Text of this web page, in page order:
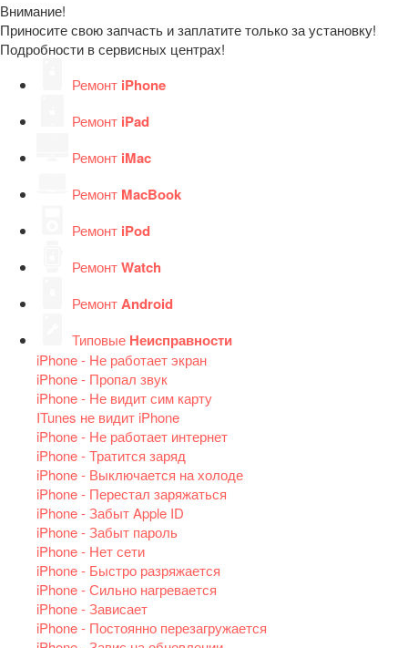
Внимание!
Приносите свою запчасть и заплатите только за установку!
Подробности в сервисных центрах!
Ремонт iPhone
Ремонт iPad
Ремонт iMac
Ремонт MacBook
Ремонт iPod
РемонтWatch
РемонтAndroid
Типовые Неисправности
iPhone - Не работает экран
iPhone - Пропал звук
iPhone - Не видит сим карту
ITunes не видит iPhone
iPhone - Не работает интернет
iPhone - Тратится заряд
iPhone - Выключается на холоде
iPhone - Перестал заряжаться
iPhone - Забыт Apple ID
iPhone - Забыт пароль
iPhone - Нет сети
iPhone - Быстро разряжается
iPhone - Сильно нагревается
iPhone - Зависает
iPhone - Постоянно перезагружается